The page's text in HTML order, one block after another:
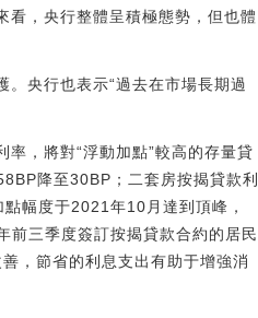
看，央行整體呈積極態勢，但也體
央行也表示“過去在市場長期過
，將對“浮動加點”較高的存量貸
降至30BP；二套房按揭貸款利
幅度于2021年10月達到頂峰，
三季度簽訂按揭貸款合約的居民
，節省的利息支出有助于增強消